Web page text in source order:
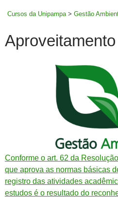
Cursos da Unipampa > Gestão
Conforme o art. 62 da
que aprova as normas básicas
registro das atividades
estudos é o resultado do